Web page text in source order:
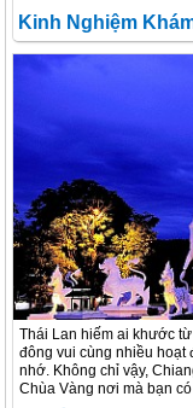
Kinh Nghiệm
Thái Lan hiếm ai khước
đông vui cùng nhiều hoạt
nhớ. Không chỉ vậy,
Chùa Vàng nơi mà bạn